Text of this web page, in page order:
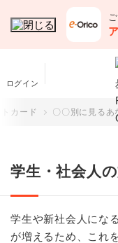
ログイン
オリコのサ
カード 〇〇別に見るあ
学生・社会人
学生や新社会人にな
が増えるため、これ